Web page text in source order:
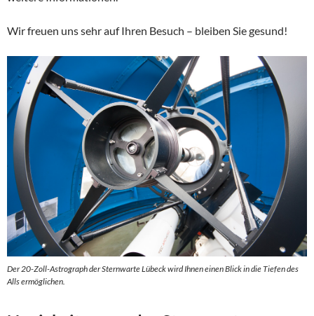
Wir freuen uns sehr auf Ihren Besuch – bleiben Sie gesund!
Der 20-Zoll-Astrograph der Sternwarte Lübeck wird Ihnen einen Blick in die Tiefen des
Alls ermöglichen.